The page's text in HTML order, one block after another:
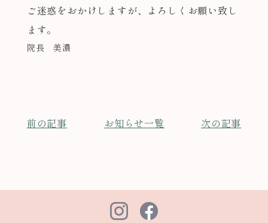
ご迷惑をおかけしますが、よろしくお願い致し
ます。
院長 美濃
前の記事 お知らせ一覧 次の記事